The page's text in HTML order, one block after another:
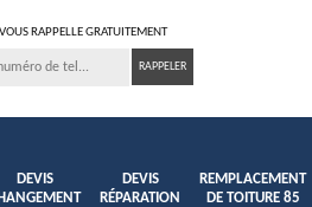
RAPPELLE GRATUITEMENT
DEVIS
DEVIS
RÉPARATION
REMPLACEMENT
DE TOITURE 85